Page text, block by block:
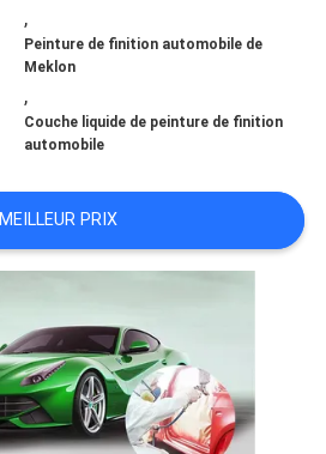
,
Peinture de finition automobile de
Meklon
,
Couche liquide de peinture de finition
automobile
MEILLEUR PRIX